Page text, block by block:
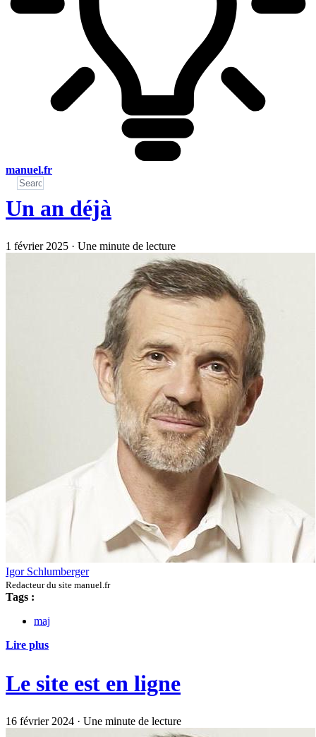
manuel.fr
Un an déjà
1 février 2025 · Une minute de lecture
Igor Schlumberger
Redacteur du site manuel.fr
Tags :
maj
Lire plus
Le site est en ligne
16 février 2024 · Une minute de lecture